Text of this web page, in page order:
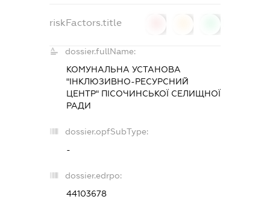
riskFactors.title
dossier.fullName:
КОМУНАЛЬНА УСТАНОВА
"ІНКЛЮЗИВНО-РЕСУРСНИЙ
ЦЕНТР" ПІСОЧИНСЬКОЇ СЕЛИЩНОЇ
РАДИ
dossier.opfSubType:
-
dossier.edrpo:
44103678